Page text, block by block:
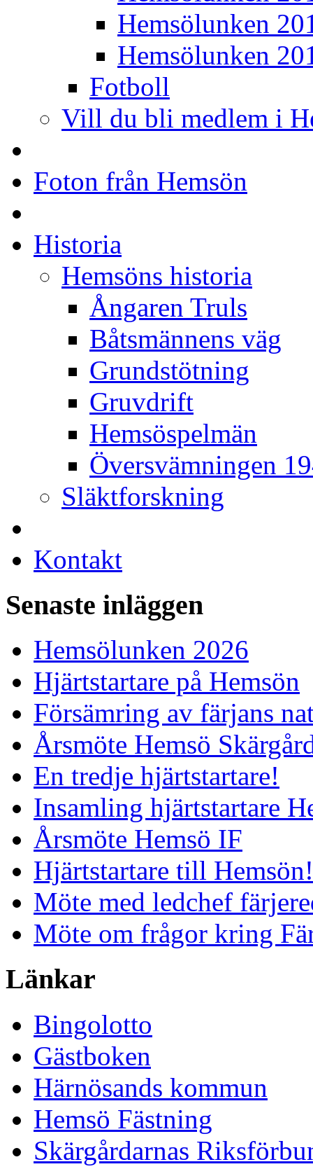
Hemsölunken
Hemsölunken
Fotboll
Vill du bli medlem i
Foton från Hemsön
Historia
Hemsöns historia
Ångaren Truls
Båtsmännens väg
Grundstötning
Gruvdrift
Hemsöspelmän
Översvämningen
Släktforskning
Kontakt
Senaste inläggen
Hemsölunken 2026
Hjärtstartare på Hemsön
Försämring av färjans
Årsmöte Hemsö
En tredje hjärtstartare!
Insamling hjärtstartare
Årsmöte Hemsö IF
Hjärtstartare till Hemsön!
Möte med ledchef
Möte om frågor kring
Länkar
Bingolotto
Gästboken
Härnösands kommun
Hemsö Fästning
Skärgårdarnas